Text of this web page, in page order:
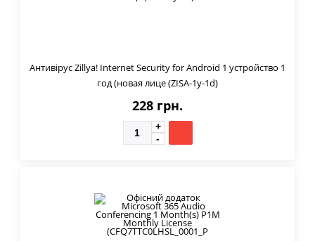
Антивірус Zillya! Internet Security for Android 1 устройство 1
год (новая лице (ZISA-1y-1d)
228 грн.